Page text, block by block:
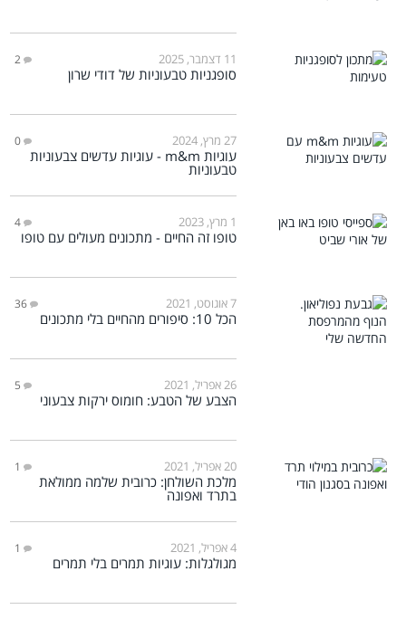
11 דצמבר, 2025 2
סופגניות טבעוניות של דודי שרון
27 מרץ, 2024 0
עוגיות m&m - עוגיות עדשים צבעוניות
טבעוניות
1 מרץ, 2023 4
טופו זה החיים - מתכונים מעולים עם טופו
7 אוגוסט, 2021 36
הכל 10: סיפורים מהחיים בלי מתכונים
26 אפריל, 2021 5
הצבע של הטבע: חומוס ירקות צבעוני
20 אפריל, 2021 1
מלכת השולחן: כרובית שלמה ממולאת
בתרד ואפונה
4 אפריל, 2021 1
מגולגלות: עוגיות תמרים בלי תמרים